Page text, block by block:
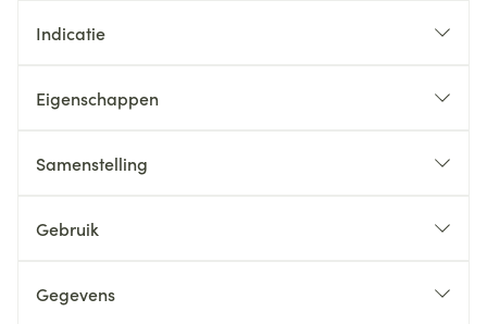
Indicatie
Eigenschappen
Samenstelling
Gebruik
Gegevens